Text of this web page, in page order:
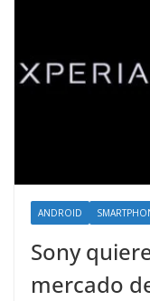
ANDROID
Sony
mercado